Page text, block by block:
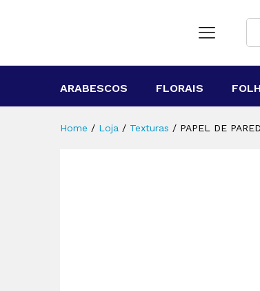
ARABESCOS FLORAIS
Home / Loja / Texturas / PAPEL DE